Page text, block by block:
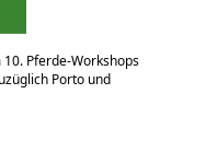
Pferde-Workshops
Porto und